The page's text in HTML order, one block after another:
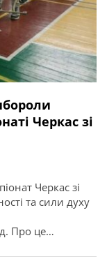
Черкас зі
Черкас зі
та сили духу
Про це